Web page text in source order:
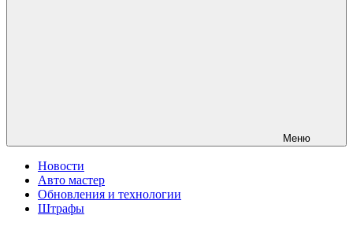
Меню
Новости
Авто мастер
Обновления и технологии
Штрафы